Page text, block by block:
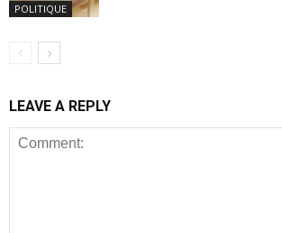
POLITIQUE
LEAVE A REPLY